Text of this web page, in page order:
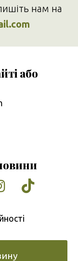
нам на
або
Instagram
Tiktok